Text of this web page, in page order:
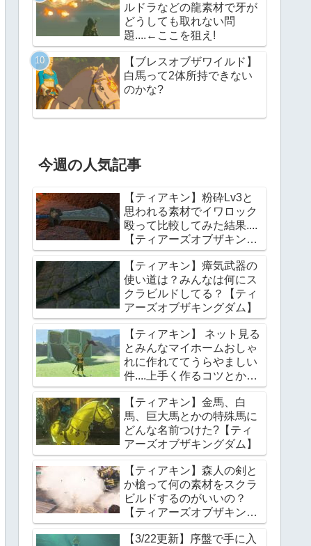
ルドラなどの龍素材で牙が
どうしても取れない問
題....←ここを狙え!
【ブレスオブザワイルド】
白馬って2体所持できない
のかな?
今週の人気記事
【ティアキン】粉砕Lv3と
思われる素材でイワロック
殴って比較してみた結果....
【ティアーズオブザキング
ダム】
【ティアキン】瘴気武器の
使い道は？みんなは何にス
クラビルドしてる？【ティ
アーズオブザキングダム】
【ティアキン】 ネット見る
とみんなマイホームおしゃ
れに作れててうらやましい
件....上手く作るコツとかあ
る？【ティアーズオブザキ
ングダム】
【ティアキン】金馬、白
馬、巨大馬とかの特殊馬に
どんな名前つけた?【ティ
アーズオブザキングダム】
【ティアキン】森人の剣と
か槍って何の素材をスクラ
ビルドするのがいいの？
【ティアーズオブザキング
ダム】
【3/22更新】序盤で手に入